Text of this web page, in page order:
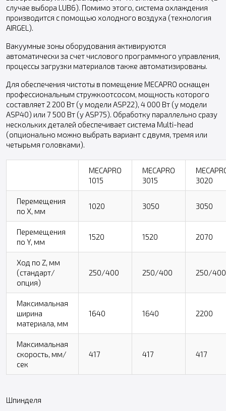
случае выбора LUB6). Помимо этого, система охлаждения
производится с помощью холодного воздуха (технология
AIRGEL).
Вакуумные зоны оборудования активируются
автоматически за счет числового программного управления,
процессы загрузки материалов также автоматизированы.
Для обеспечения чистоты в помещение MECAPRO оснащен
профессиональным стружкоотсосом, мощность которого
составляет 2 200 Вт (у модели ASP22), 4 000 Вт (у модели
ASP40) или 7 500 Вт (у ASP75). Обработку параллельно сразу
нескольких деталей обеспечивает система Multi-head
(опционально можно выбрать вариант с двумя, тремя или
четырьмя головками).
MECAPRO
1015
MECAPRO
3015
3020
Перемещения
по X, мм
1020 3050 3050
Перемещения
по Y, мм
1520 1520 2070
Ход по Z, мм
(стандарт/
опция)
250/400 250/400 250/400
Максимальная
ширина
материала, мм
1640 1640 2200
Максимальная
скорость, мм/
сек
417 417 417
Шпинделя